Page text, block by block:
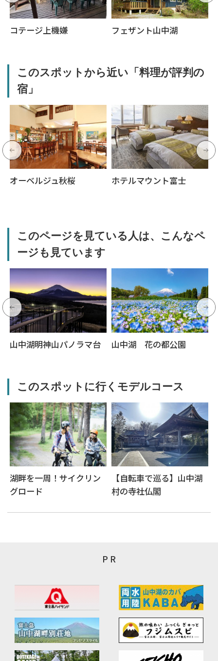
コテージ上機嫌 フェザント山中湖
このスポットから近い「料理が評判の
宿」
オーベルジュ秋桜 ホテルマウント富士
このページを見ている人は、こんなペ
ージも見ています
山中湖明神山パノラマ台 山中湖 花の都公園
このスポットに行くモデルコース
湖畔を一周！サイクリン
グロード
【自転車で巡る】山中湖
村の寺社仏閣
P R